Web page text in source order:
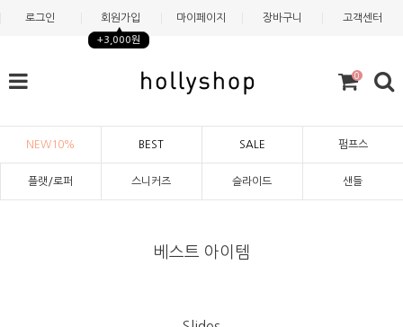
로그인 회원가입
+3,000원
마이페이지 장바구니 고객센터
0
NEW10% BEST SALE 펌프스
플랫/로퍼 스니커즈 슬라이드 샌들
베스트 아이템